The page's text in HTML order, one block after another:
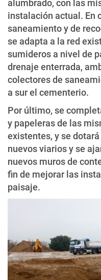
alumbrado, con las
instalación actual. En
saneamiento y de
se adapta a la red
sumideros a nivel de
drenaje enterrada,
colectores de
a sur el cementerio.
Por último, se
y papeleras de las
existentes, y se
nuevos viarios y se
nuevos muros de
fin de mejorar las
paisaje.